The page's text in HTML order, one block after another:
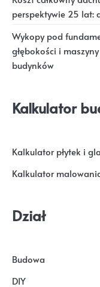
perspektywie 25 lat:
Wykopy pod
głębokości i
budynków
Kalkulator
Kalkulator płytek i
Kalkulator
Dział
Budowa
DIY